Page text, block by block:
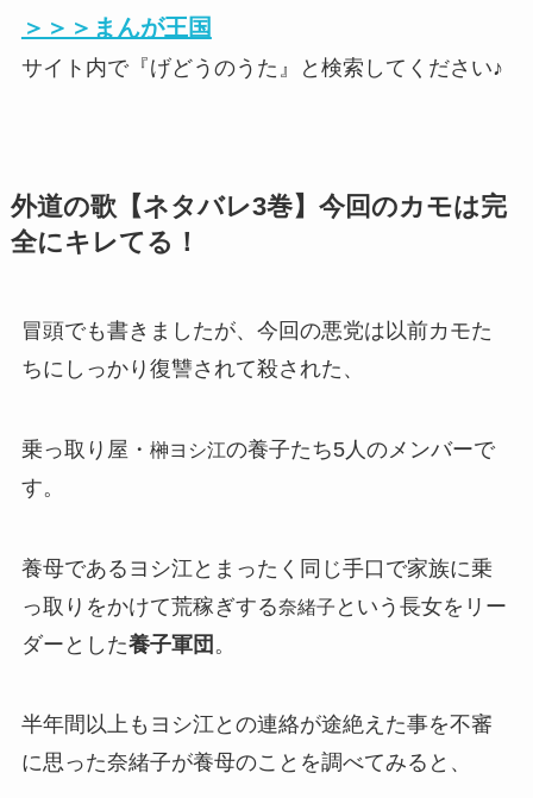
＞＞＞まんが王国
サイト内で『げどうのうた』と検索してください♪
外道の歌【ネタバレ3巻】今回のカモは完
全にキレてる！
冒頭でも書きましたが、今回の悪党は以前カモた
ちにしっかり復讐されて殺された、
乗っ取り屋・ 榊ヨシ江の養子たち5人のメンバーで
す。
養母であるヨシ江とまったく同じ手口で家族に乗
っ取りをかけて荒稼ぎする奈緒子 という長女をリー
ダーとした養子軍団 。
半年間以上もヨシ江との連絡が途絶えた事を不審
に思った奈緒子が養母のことを調べてみると、